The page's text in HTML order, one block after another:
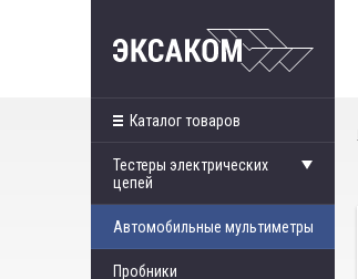
Каталог товаров
Тестеры электрических
цепей
Автомобильные мультиметры
Пробники